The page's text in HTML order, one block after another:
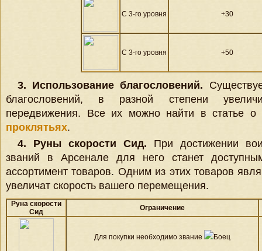
С 3-го уровня +30
С 3-го уровня +50
3. Использование благословений.
благословений, в разной степени
передвижения. Все их можно найти в статье о
проклятьях.
4. Руны скорости Сид. При достижении
званий в Арсенале для него станет
ассортимент товаров. Одним из этих товаров
увеличат скорость вашего перемещения.
Руна скорости
Сид
Ограничение
Для покупки необходимо звание Боец